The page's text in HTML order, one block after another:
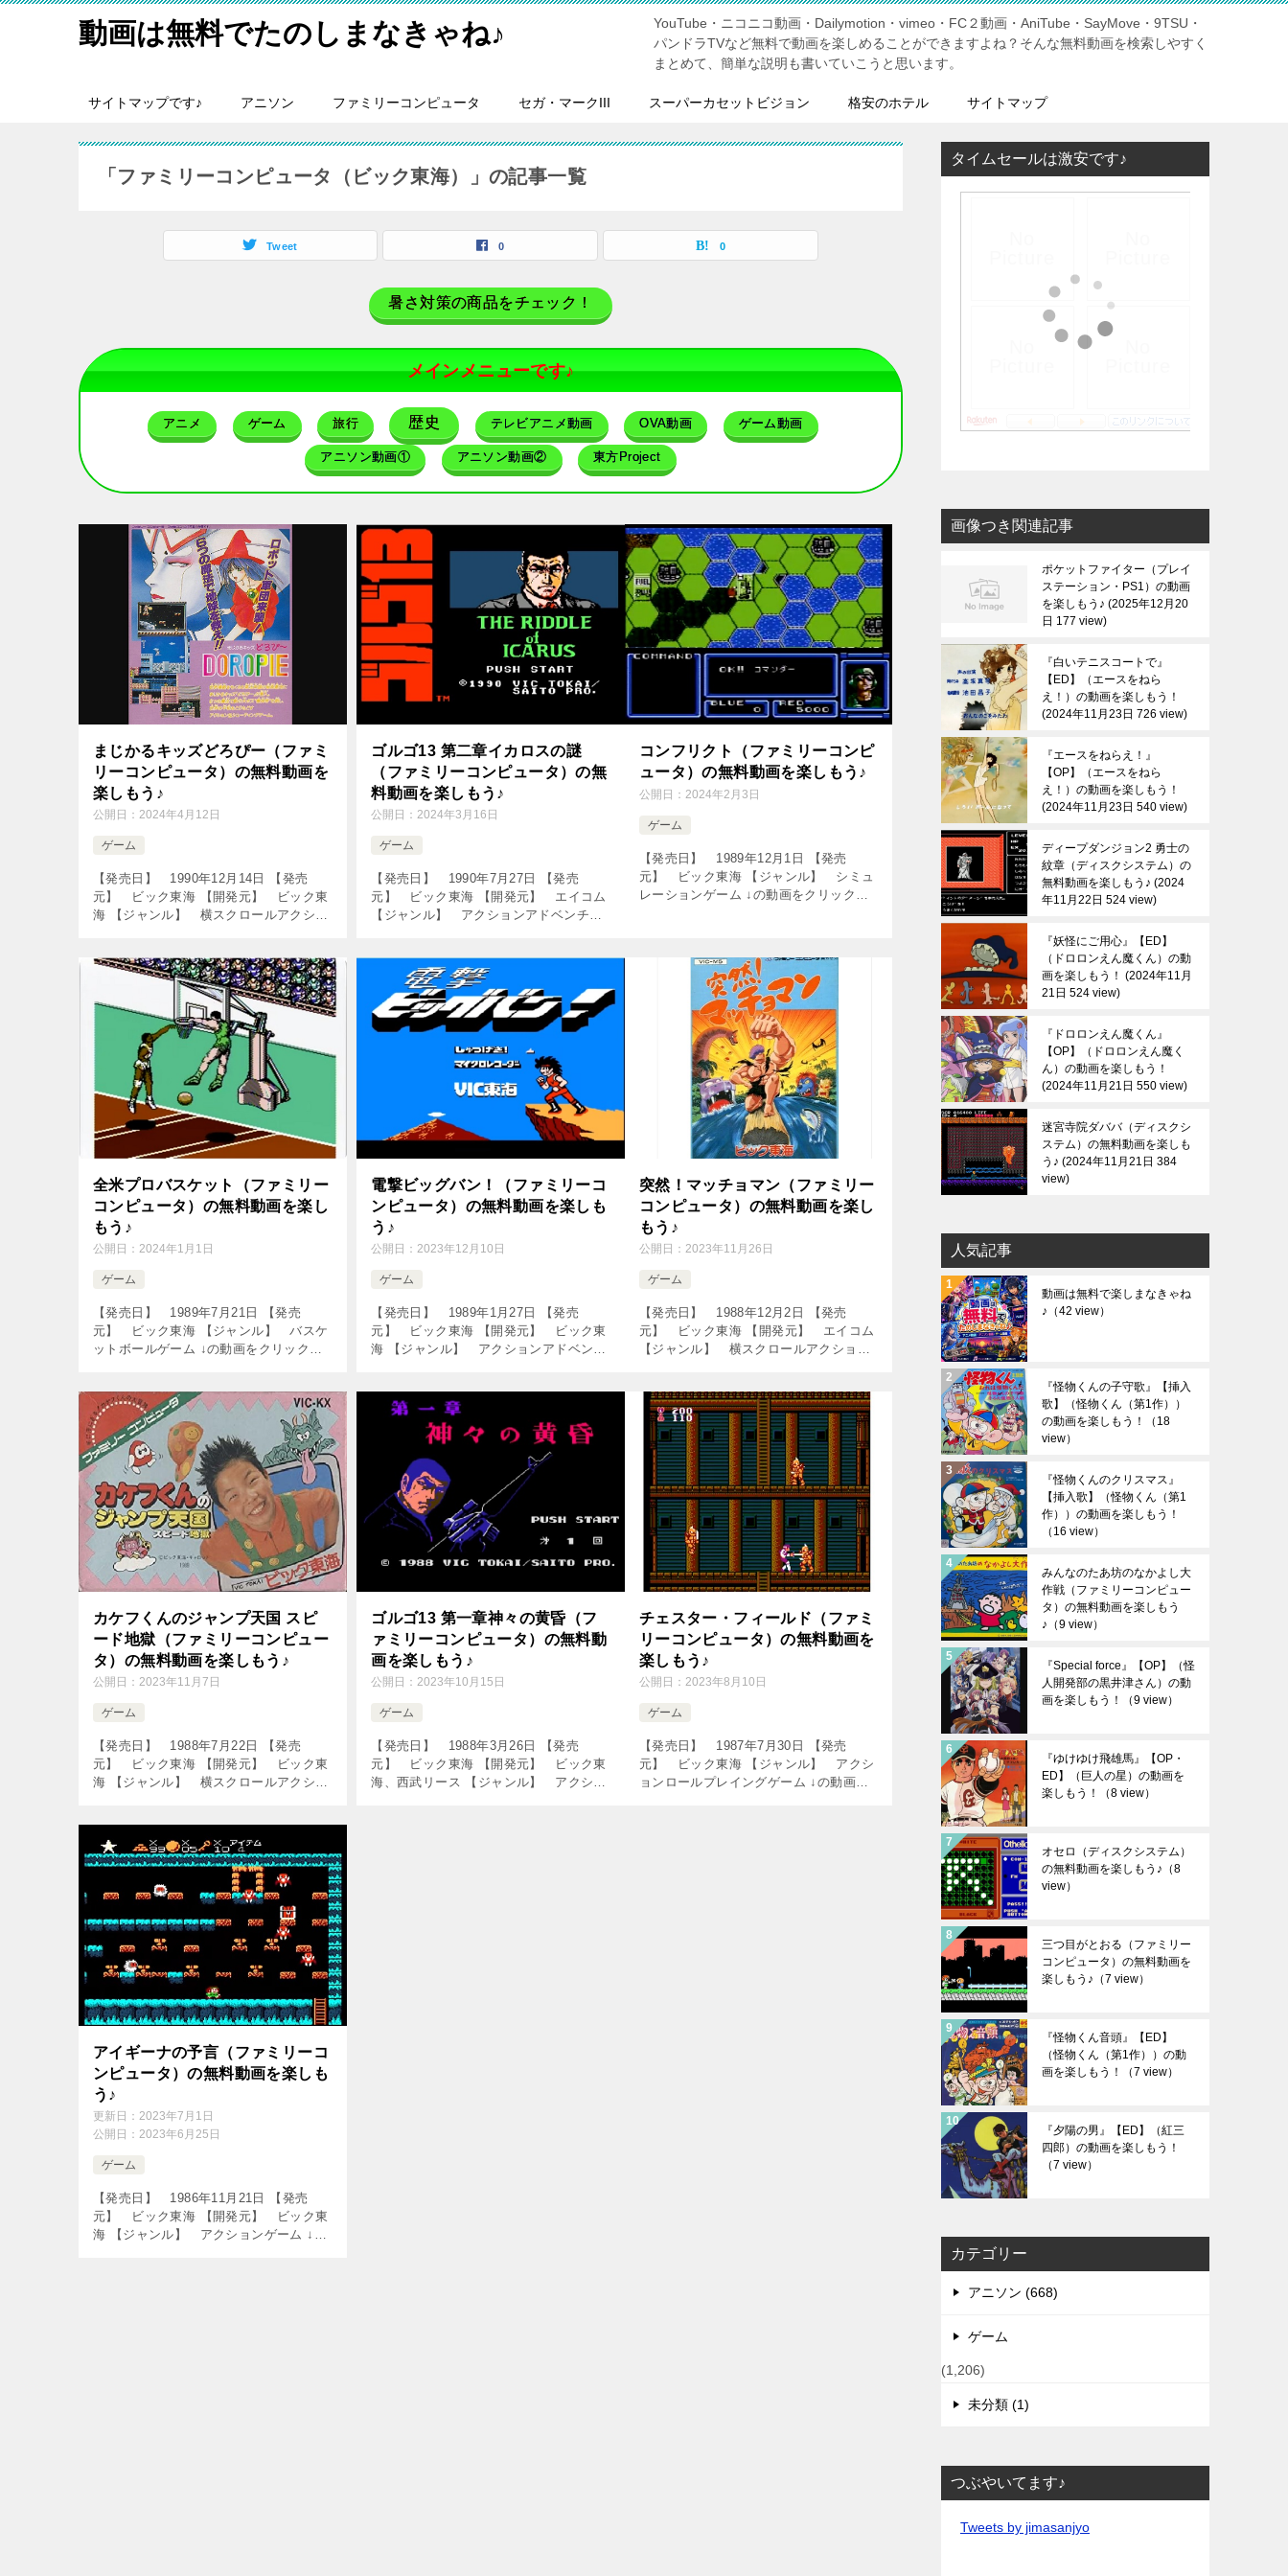
動画は無料でたのしまなきゃね♪
YouTube・ニコニコ動画・Dailymotion・vimeo・FC２動画・AniTube・SayMove・9TSU・
パンドラTVなど無料で動画を楽しめることができますよね？そんな無料動画を検索しやすく
まとめて、簡単な説明も書いていこうと思います。
サイトマップです♪ アニソン ファミリーコンピュータ セガ・マークIII スーパーカセットビジョン 格安のホテル サイトマップ
「ファミリーコンピュータ（ビック東海）」の記事一覧
Tweet 0 0
暑さ対策の商品をチェック！
メインメニューです♪
アニメ ゲーム 旅行 歴史 テレビアニメ動画 OVA動画 ゲーム動画
アニソン動画① アニソン動画② 東方Project
まじかるキッズどろぴー（ファミ
リーコンピュータ）の無料動画を
楽しもう♪
公開日： 2024年4月12日
ゲーム
【発売日】 1990年12月14日 【発売
元】 ビック東海 【開発元】 ビック東
海 【ジャンル】 横スクロールアクショ
#27「まじかるキッズどろぴー […]
ゴルゴ13 第二章イカロスの謎
（ファミリーコンピュータ）の無
料動画を楽しもう♪
公開日：2024年3月16日
ゲーム
【発売日】 1990年7月27日 【発売
元】 ビック東海 【開発元】 エイコム
【ジャンル】 アクションアドベンチャ
章 イカロスの謎 ホモと […]
コンフリクト（ファミリーコンピ
ュータ）の無料動画を楽しもう♪
公開日： 2024年2月3日
ゲーム
【発売日】 1989年12月1日 【発売
元】 ビック東海 【ジャンル】 シミュ
レーションゲーム ↓の動画をクリック！
全米プロバスケット（ファミリー
コンピュータ）の無料動画を楽し
もう♪
公開日： 2024年1月1日
ゲーム
【発売日】 1989年7月21日 【発売
元】 ビック東海 【ジャンル】 バスケ
ットボールゲーム ↓の動画をクリック！
[tubepress out […]
電撃ビッグバン！（ファミリーコ
ンピュータ）の無料動画を楽しも
う♪
公開日：2023年12月10日
ゲーム
【発売日】 1989年1月27日 【発売
元】 ビック東海 【開発元】 ビック東
海 【ジャンル】 アクションアドベンチ
筋人気ランキングをチェック […]
突然！マッチョマン（ファミリー
コンピュータ）の無料動画を楽し
もう♪
公開日： 2023年11月26日
ゲーム
【発売日】 1988年12月2日 【発売
元】 ビック東海 【開発元】 エイコム
【ジャンル】 横スクロールアクション
秒 突然！マッチョマ […]
カケフくんのジャンプ天国 スピ
ード地獄（ファミリーコンピュー
タ）の無料動画を楽しもう♪
公開日： 2023年11月7日
ゲーム
【発売日】 1988年7月22日 【発売
元】 ビック東海 【開発元】 ビック東
海 【ジャンル】 横スクロールアクショ
人気ランキングをチェック♪ […]
ゴルゴ13 第一章神々の黄昏（フ
ァミリーコンピュータ）の無料動
画を楽しもう♪
公開日：2023年10月15日
ゲーム
【発売日】 1988年3月26日 【発売
元】 ビック東海 【開発元】 ビック東
海、西武リース 【ジャンル】 アクショ
チェスター・フィールド（ファミ
リーコンピュータ）の無料動画を
楽しもう♪
公開日： 2023年8月10日
ゲーム
【発売日】 1987年7月30日 【発売
元】 ビック東海 【ジャンル】 アクシ
ョンロールプレイングゲーム ↓の動画を
アイギーナの予言（ファミリーコ
ンピュータ）の無料動画を楽しも
う♪
更新日： 2023年7月1日
公開日： 2023年6月25日
ゲーム
【発売日】 1986年11月21日 【発売
元】 ビック東海 【開発元】 ビック東
海 【ジャンル】 アクションゲーム ↓の
タイムセールは激安です♪
画像つき関連記事
ポケットファイター（プレイ
ステーション・PS1）の動画
を楽しもう♪ 2025年12月20
日 177 view
『白いテニスコートで』
【ED】（エースをねら
え！）の動画を楽しもう！
2024年11月23日 726 view
『エースをねらえ！』
【OP】（エースをねら
え！）の動画を楽しもう！
2024年11月23日 540 view
ディープダンジョン2 勇士の
紋章（ディスクシステム）の
無料動画を楽しもう♪ 2024
年11月22日 524 view
『妖怪にご用心』【ED】
（ドロロンえん魔くん）の動
画を楽しもう！
2024年11月
21日 524 view
『ドロロンえん魔くん』
【OP】（ドロロンえん魔く
ん）の動画を楽しもう！
2024年11月21日 550 view
迷宮寺院ダババ（ディスクシ
ステム）の無料動画を楽しも
う♪ 2024年11月21日 384
view
人気記事
動画は無料で楽しまなきゃね
♪ （42 view）
『怪物くんの子守歌』【挿入
歌】（怪物くん（第1作））
の動画を楽しもう！
（18
view）
『怪物くんのクリスマス』
【挿入歌】（怪物くん（第1
作））の動画を楽しもう！
（16 view）
みんなのたあ坊のなかよし大
作戦（ファミリーコンピュー
タ）の無料動画を楽しもう
♪ （9 view）
『Special force』【OP】（怪
人開発部の黒井津さん）の動
画を楽しもう！
（9 view）
『ゆけゆけ飛雄馬』【OP・
ED】（巨人の星）の動画を
楽しもう！
（8 view）
オセロ（ディスクシステム）
の無料動画を楽しもう♪ （8
view）
三つ目がとおる（ファミリー
コンピュータ）の無料動画を
楽しもう♪ （7 view）
『怪物くん音頭』【ED】
（怪物くん（第1作））の動
画を楽しもう！
（7 view）
『夕陽の男』【ED】（紅三
四郎）の動画を楽しもう！
（7 view）
カテゴリー
アニソン (668)
ゲーム
(1,206)
未分類 (1)
つぶやいてます♪
Tweets by jimasanjyo